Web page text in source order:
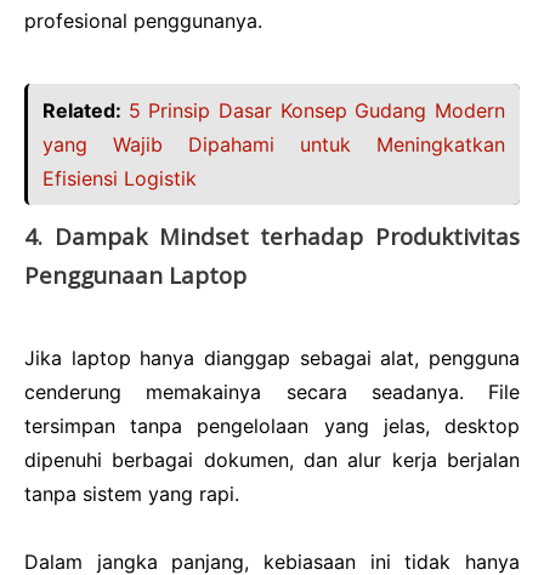
profesional penggunanya.
Related: 5 Prinsip Dasar Konsep Gudang Modern
yang Wajib Dipahami untuk Meningkatkan
Efisiensi Logistik
4. Dampak Mindset terhadap Produktivitas
Penggunaan Laptop
Jika laptop hanya dianggap sebagai alat, pengguna
cenderung memakainya secara seadanya. File
tersimpan tanpa pengelolaan yang jelas, desktop
dipenuhi berbagai dokumen, dan alur kerja berjalan
tanpa sistem yang rapi.
Dalam jangka panjang, kebiasaan ini tidak hanya